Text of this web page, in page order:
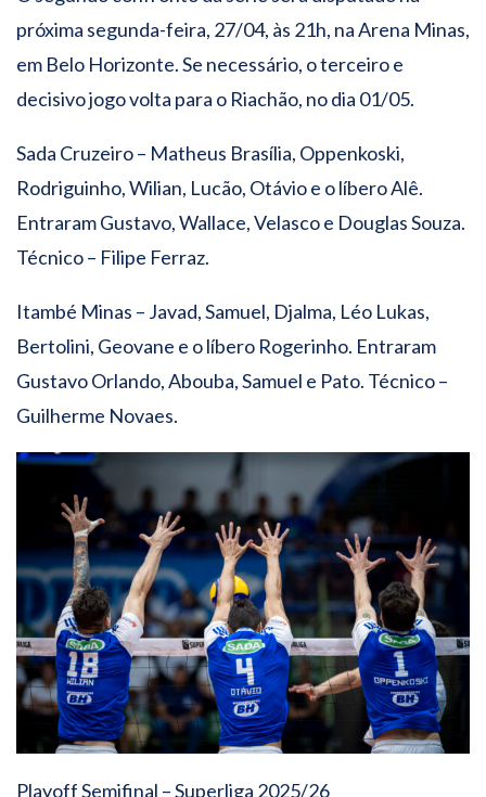
próxima segunda-feira, 27/04, às 21h, na Arena Minas,
em Belo Horizonte. Se necessário, o terceiro e
decisivo jogo volta para o Riachão, no dia 01/05.
Sada Cruzeiro – Matheus Brasília, Oppenkoski,
Rodriguinho, Wilian, Lucão, Otávio e o líbero Alê.
Entraram Gustavo, Wallace, Velasco e Douglas Souza.
Técnico – Filipe Ferraz.
Itambé Minas – Javad, Samuel, Djalma, Léo Lukas,
Bertolini, Geovane e o líbero Rogerinho. Entraram
Gustavo Orlando, Abouba, Samuel e Pato. Técnico –
Guilherme Novaes.
Playoff Semifinal – Superliga 2025/26